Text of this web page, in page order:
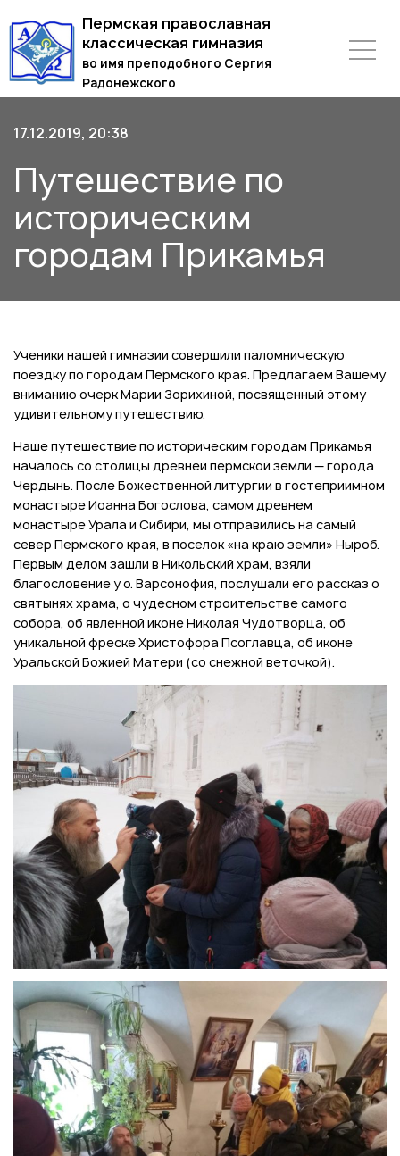
Пермская православная
классическая гимназия
во имя преподобного Сергия
Радонежского
17.12.2019, 20:38
Путешествие по
историческим
городам Прикамья
Ученики нашей гимназии совершили паломническую
поездку по городам Пермского края. Предлагаем Вашему
вниманию очерк Марии Зорихиной, посвященный этому
удивительному путешествию.
Наше путешествие по историческим городам Прикамья
началось со столицы древней пермской земли — города
Чердынь. После Божественной литургии в гостеприимном
монастыре Иоанна Богослова, самом древнем
монастыре Урала и Сибири, мы отправились на самый
север Пермского края, в поселок «на краю земли» Ныроб.
Первым делом зашли в Никольский храм, взяли
благословение у о. Варсонофия, послушали его рассказ о
святынях храма, о чудесном строительстве самого
собора, об явленной иконе Николая Чудотворца, об
уникальной фреске Христофора Псоглавца, об иконе
Уральской Божией Матери (со снежной веточкой).